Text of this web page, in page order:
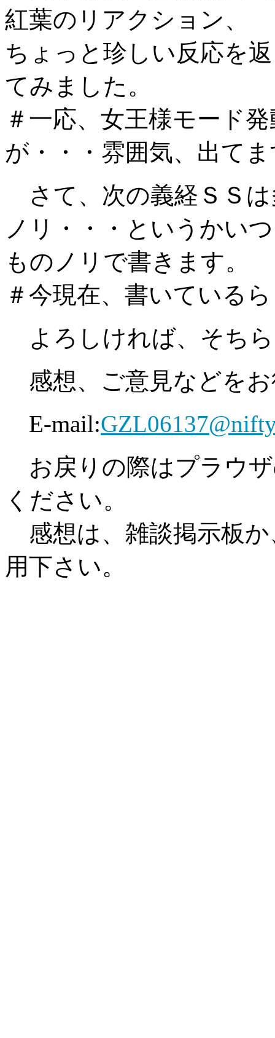
紅葉のリアクション、
ちょっと珍しい反応を
てみました。
＃一応、女王様モード
が・・・雰囲気、出て
さて、次の義経ＳＳ
ノリ・・・というかいつ
ものノリで書きます。
＃今現在、書いている
よろしければ、そち
感想、ご意見などを
E-mail:
お戻りの際はプラウ
ください。
感想は、雑談掲示板
用下さい。